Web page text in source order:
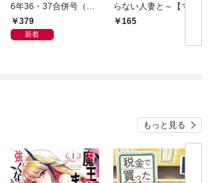
6年36・37合併号（20
26年8月5日発売号）
379
新着
らない人妻と～【マイ
クロ】（１）
165
もっと見る